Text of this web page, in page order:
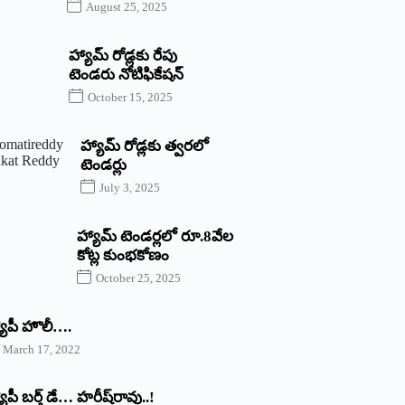
August 25, 2025
హ్యామ్‌ రోడ్లకు రేపు
టెండరు నోటిఫికేషన్‌
October 15, 2025
హ్యామ్‌ రోడ్లకు త్వరలో
టెండర్లు
July 3, 2025
హ్యామ్‌ ‌టెండర్లలో రూ.8వేల
కోట్ల కుంభకోణం
October 25, 2025
హొలీ….
March 17, 2022
బర్త్ ‌డే… హరీష్‌రావు..!